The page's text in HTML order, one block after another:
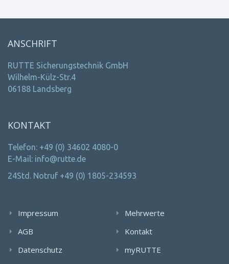
ANSCHRIFT
RUTTE Sicherungstechnik GmbH
Wilhelm-Külz-Str.4
06188 Landsberg
KONTAKT
Telefon: +49 (0) 34602 4080-0
E-Mail: info@rutte.de
24Std. Notruf +49 (0) 1805-234593
Impressum
AGB
Datenschutz
Mehrwerte
Kontakt
myRUTTE